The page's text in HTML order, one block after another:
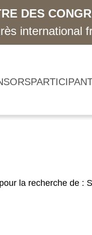
DES
international
la recherche de :